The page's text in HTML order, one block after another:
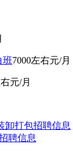
班7000左右元/月
元/月
卸打包招聘信息
聘信息